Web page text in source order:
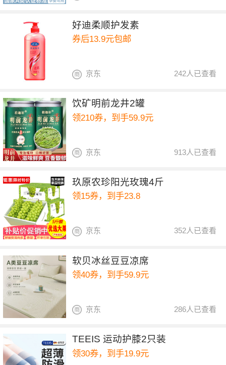
好迪柔顺护发素
券后13.9元包邮
242人已查看
京东
饮矿明前龙井2罐
领210券，到手59.9元
913人已查看
京东
玖原农珍阳光玫瑰4斤
领15券，到手23.8
352人已查看
京东
软贝冰丝豆豆凉席
领40券，到手59.9元
286人已查看
京东
TEEIS 运动护膝2只装
领30券，到手19.9元